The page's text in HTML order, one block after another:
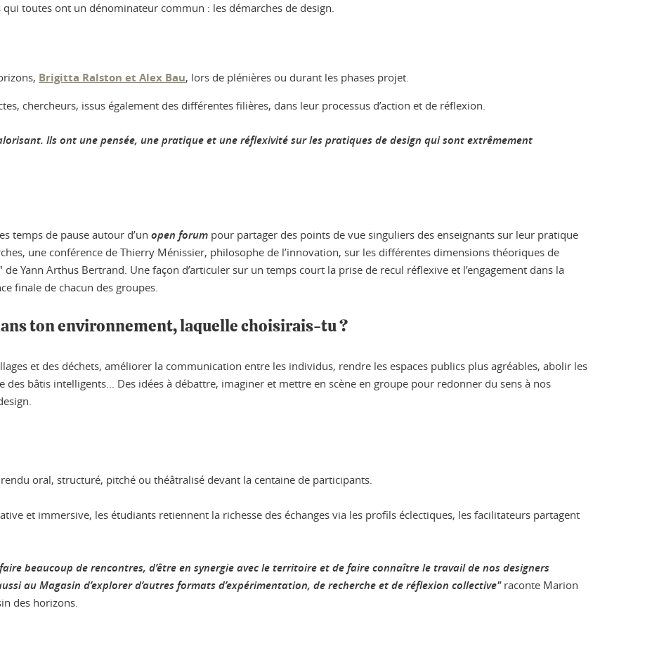
toutes ont un dénominateur commun : les démarches de design.
Brigitta Ralston et Alex Bau, lors de plénières ou durant les phases projet.
chercheurs, issus également des différentes filières, dans leur processus d’action et de réflexion.
Ils ont une pensée, une pratique et une réflexivité sur les pratiques de design qui sont extrêmement
temps de pause autour d’un open forum pour partager des points de vue singuliers des enseignants sur leur pratique
une conférence de Thierry Ménissier, philosophe de l’innovation, sur les différentes dimensions théoriques de
Yann Arthus Bertrand. Une façon d’articuler sur un temps court la prise de recul réflexive et l’engagement dans la
finale de chacun des groupes.
ton environnement, laquelle choisirais-tu ?
et des déchets, améliorer la communication entre les individus, rendre les espaces publics plus agréables, abolir les
bâtis intelligents... Des idées à débattre, imaginer et mettre en scène en groupe pour redonner du sens à nos
oral, structuré, pitché ou théâtralisé devant la centaine de participants.
et immersive, les étudiants retiennent la richesse des échanges via les profils éclectiques, les facilitateurs partagent
beaucoup de rencontres, d’être en synergie avec le territoire et de faire connaître le travail de nos designers
au Magasin d’explorer d’autres formats d’expérimentation, de recherche et de réflexion collective"raconte Marion
des horizons.